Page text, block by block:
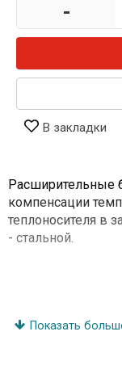
-
В закладки
Расширительные
компенсации
теплоносителя в
- стальной.
Показать